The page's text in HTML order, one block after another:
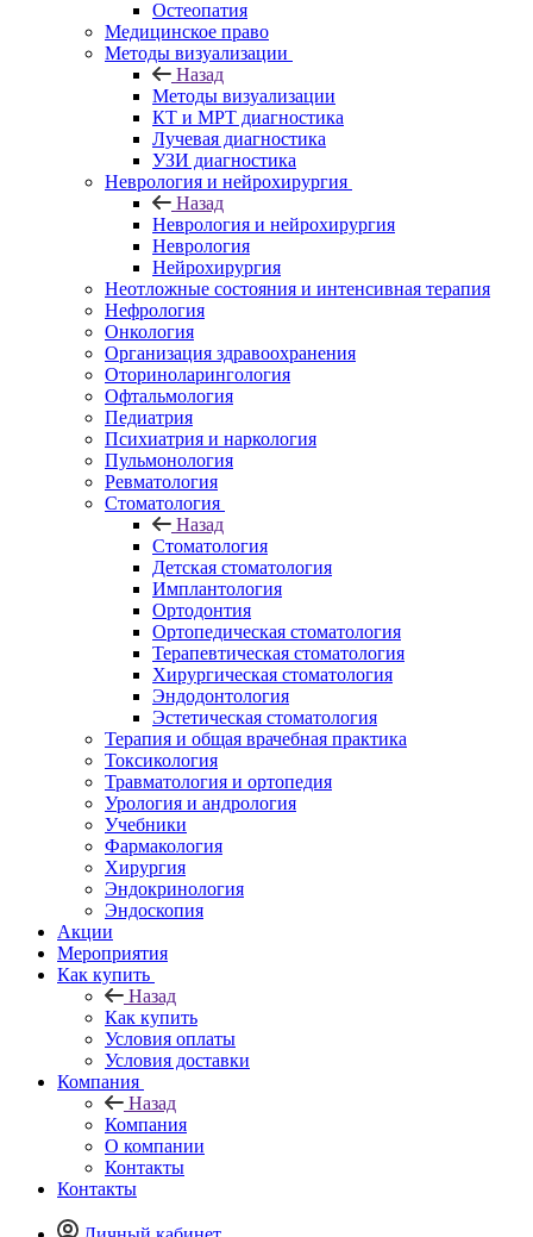
Остеопатия
Медицинское право
Методы визуализации
Назад
Методы визуализации
КТ и МРТ диагностика
Лучевая диагностика
УЗИ диагностика
Неврология и нейрохирургия
Назад
Неврология и нейрохирургия
Неврология
Нейрохирургия
Неотложные состояния и интенсивная терапия
Нефрология
Онкология
Организация здравоохранения
Оториноларингология
Офтальмология
Педиатрия
Психиатрия и наркология
Пульмонология
Ревматология
Стоматология
Назад
Стоматология
Детская стоматология
Имплантология
Ортодонтия
Ортопедическая стоматология
Терапевтическая стоматология
Хирургическая стоматология
Эндодонтология
Эстетическая стоматология
Терапия и общая врачебная практика
Токсикология
Травматология и ортопедия
Урология и андрология
Учебники
Фармакология
Хирургия
Эндокринология
Эндоскопия
Акции
Мероприятия
Как купить
Назад
Как купить
Условия оплаты
Условия доставки
Компания
Назад
Компания
О компании
Контакты
Контакты